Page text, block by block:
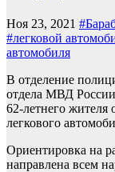
Ноя 23, 2021
#легковой
автомобиля
В отделение
отдела МВД
62-летнего жителя
легкового
Ориентировка на
направлена всем